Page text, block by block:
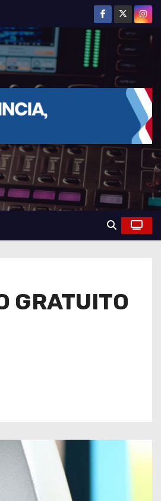
GRATUITO